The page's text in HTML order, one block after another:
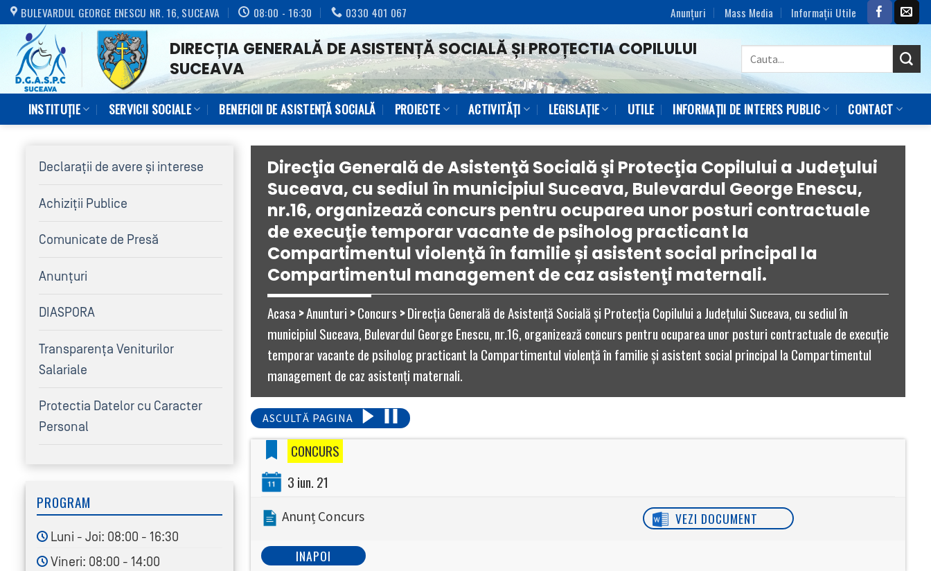
Skip
content
BULEVARDUL GEORGE ENESCU NR. 16, SUCEAVA 08:00 - 16:30 0330 401 067 Anunțuri Mass Media Informaţii Utile
DIRECȚIA GENERALĂ DE ASISTENȚĂ SOCIALĂ ȘI PROȚECTIA COPILULUI
SUCEAVA
INSTITUȚIE SERVICII SOCIALE BENEFICII DE ASISTENŢĂ SOCIALĂ PROIECTE ACTIVITĂȚI LEGISLAȚIE UTILE INFORMAȚII DE INTERES PUBLIC CONTACT
Direcţia Generală de Asistenţă Socială şi Protecţia Copilului a Judeţului
Suceava, cu sediul în municipiul Suceava, Bulevardul George Enescu,
nr.16, organizează concurs pentru ocuparea unor posturi contractuale
de execuţie temporar vacante de psiholog practicant la
Compartimentul violenţă în familie și asistent social principal la
Compartimentul management de caz asistenţi maternali.
Acasa>Anunturi >Concurs >Direcţia Generală de Asistenţă Socială şi Protecţia Copilului a Judeţului Suceava, cu sediul în
municipiul Suceava, Bulevardul George Enescu, nr.16, organizează concurs pentru ocuparea unor posturi contractuale de execuţie
temporar vacante de psiholog practicant la Compartimentul violenţă în familie și asistent social principal la Compartimentul
management de caz asistenţi maternali.
ASCULTĂ PAGINA
CONCURS
3 iun. 21
Anunț Concurs VEZI DOCUMENT
INAPOI
Declaraţii de avere şi interese
Achiziţii Publice
Comunicate de Presă
Anunțuri
DIASPORA
Transparența Veniturilor
Salariale
Protectia Datelor cu Caracter
Personal
PROGRAM
Luni - Joi: 08:00 - 16:30
Vineri: 08:00 - 14:00